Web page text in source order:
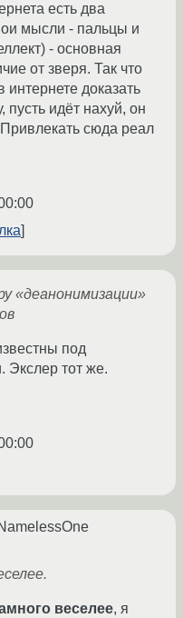
есть два
мысли - пальцы и
- основная
от зверя. Так что
интернете доказать
пусть идёт нахуй, он
сюда реал
«деанонимизации»
под
Экслер тот же.
веселее, я